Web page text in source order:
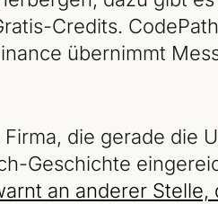
Credits.
übernimmt
die gerade die
Geschichte
an anderer Stelle,